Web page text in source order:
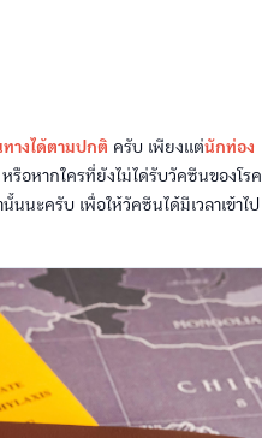
ทางได้ตามปกติ ครับ เพียงแต่นักท่อง
อหากใครที่ยังไม่ได่รับวัคซีนของโรค
นะครับ เพื่อให้วัคซีนได้มีเวลาเข้าไป